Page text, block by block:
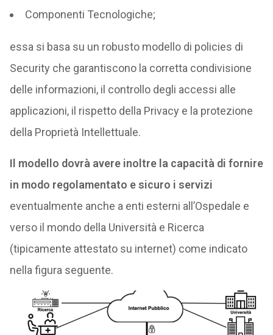
Componenti Tecnologiche;
essa si basa su un robusto modello di policies di
Security che garantiscono la corretta condivisione
delle informazioni, il controllo degli accessi alle
applicazioni, il rispetto della Privacy e la protezione
della Proprietà Intellettuale.
Il modello dovrà avere inoltre la capacità di fornire
in modo regolamentato e sicuro i servizi
eventualmente anche a enti esterni all’Ospedale e
verso il mondo della Università e Ricerca
(tipicamente attestato su internet) come indicato
nella figura seguente.